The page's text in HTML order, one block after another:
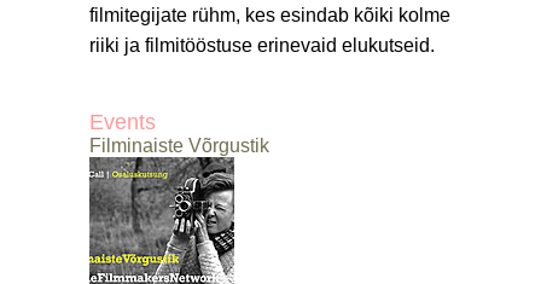
filmitegijate rühm, kes esindab kõiki kolme
riiki ja filmitööstuse erinevaid elukutseid.
Events
Filminaiste Võrgustik